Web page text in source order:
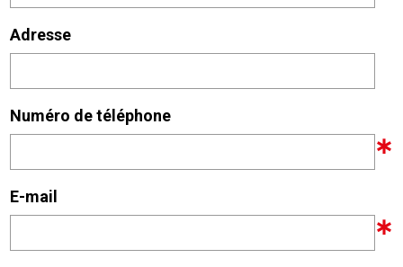
Adresse
Numéro de téléphone
E-mail